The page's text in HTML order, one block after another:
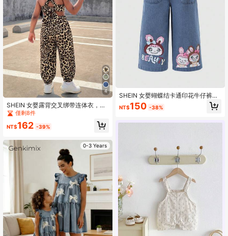
4
SHEIN 女婴露背交叉绑带连体衣，饰
有蝴蝶结和豹纹印花，时尚休闲街头
风
僅剩8件
NT$162 -39%
0-3 Years
SHEIN 女婴蝴蝶结卡通印花牛仔裤，
适合春秋季节和所有季节的休闲裤
NT$150 -38%